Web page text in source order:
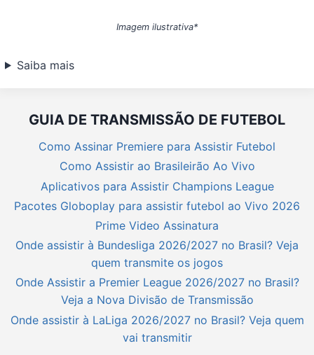
Imagem ilustrativa*
Saiba mais
GUIA DE TRANSMISSÃO DE FUTEBOL
Como Assinar Premiere para Assistir Futebol
Como Assistir ao Brasileirão Ao Vivo
Aplicativos para Assistir Champions League
Pacotes Globoplay para assistir futebol ao Vivo 2026
Prime Video Assinatura
Onde assistir à Bundesliga 2026/2027 no Brasil? Veja
quem transmite os jogos
Onde Assistir a Premier League 2026/2027 no Brasil?
Veja a Nova Divisão de Transmissão
Onde assistir à LaLiga 2026/2027 no Brasil? Veja quem
vai transmitir